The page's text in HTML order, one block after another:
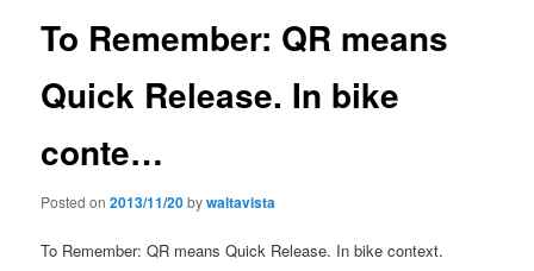
To Remember: QR means
Quick Release. In bike
conte…
Posted on2013/11/20bywaltavista
To Remember: QR means Quick Release. In bike context.